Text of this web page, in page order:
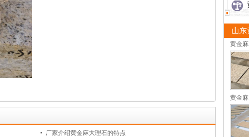
厂家介绍黄金麻大理石的特点
山东
黄金
黄金